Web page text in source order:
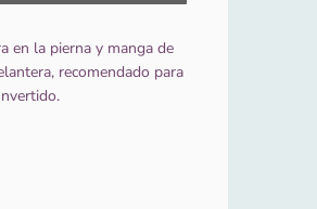
en la pierna y manga de
recomendado para